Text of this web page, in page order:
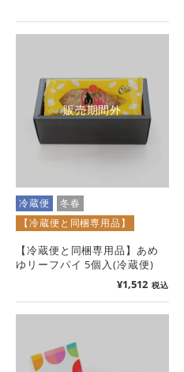
販売期間外
冷蔵便
冬春
【冷蔵便と同梱専用品】
【冷蔵便と同梱専用品】あめ
ゆリーフパイ 5個入(冷蔵便)
¥1,512 税込